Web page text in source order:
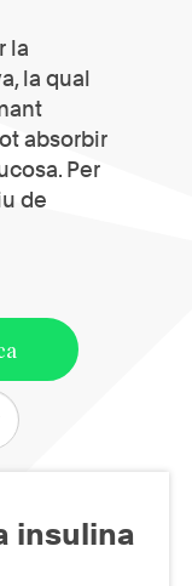
la
la qual
absorbir
Per
de
insulina